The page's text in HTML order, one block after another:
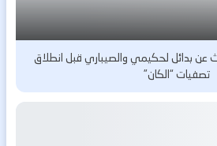
عن بدائل لحكيمي والصيباري قبل انطلاق
تصفيات “الكان”